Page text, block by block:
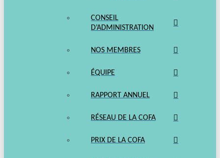
CONSEIL
D’ADMINISTRATION
NOS MEMBRES
ÉQUIPE
RAPPORT ANNUEL
RÉSEAU DE LA COFA
PRIX DE LA COFA